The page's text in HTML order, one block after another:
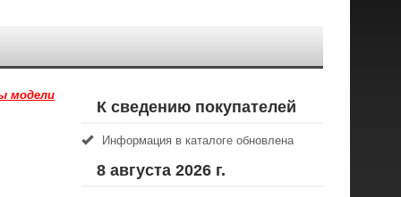
модели
К сведению покупателей
Информация в каталоге обновлена
8 августа 2026 г.